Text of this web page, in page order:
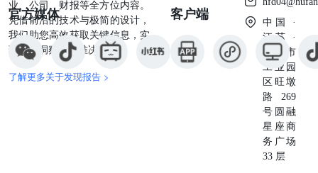
业、公司、财报等全方位内容。
凭借前沿的技术与极简的设计，
我们助您高效获取关键信息，实
现深度洞察与精准决策。
了解更多关于发现报告 >
官方媒体 客户端
中国 ·
江苏 ·
苏州市
工业园
区旺墩
路269
号圆融
星座商
务广场
33 层